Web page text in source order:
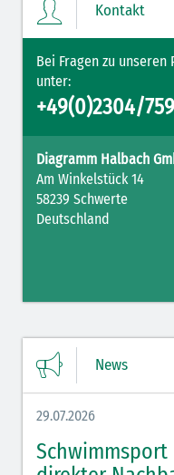
Kontakt
Bei Fragen zu
unter:
+49(0)2304/
Diagramm Halbach
Am Winkelstück 14
58239 Schwerte
Deutschland
News
29.07.2026